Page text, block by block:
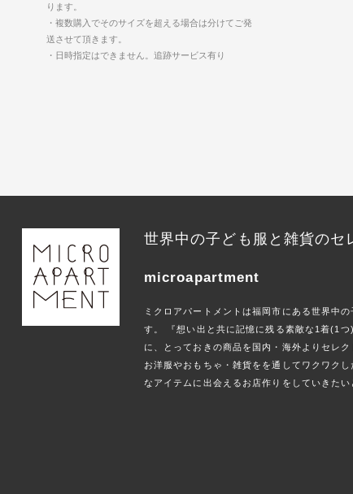
ります。
・複数購入でそのサイズを超える場合は分けてご発
送させて頂きます。
・日時指定はできません。追跡サービス有り
世界中の子ども服と雑貨のセ
microapartment
ミクロアパートメントは福岡市にある世界中
す。 『想い出と共に記憶に残る素敵な1着(1
に、とっておきの商品を国内・海外よりセレク
お洋服やおもちゃ・雑貨をを通してワクワク
なアイテムに出会えるお店作りをしていきたい